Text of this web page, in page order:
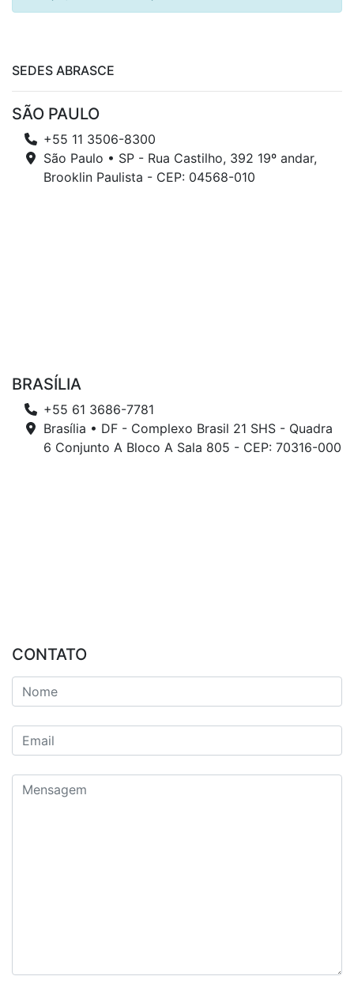
SEDES ABRASCE
SÃO PAULO
+55 11 3506-8300
São Paulo • SP - Rua Castilho, 392 19º andar,
Brooklin Paulista - CEP: 04568-010
BRASÍLIA
+55 61 3686-7781
Brasília • DF - Complexo Brasil 21 SHS - Quadra
6 Conjunto A Bloco A Sala 805 - CEP: 70316-000
CONTATO